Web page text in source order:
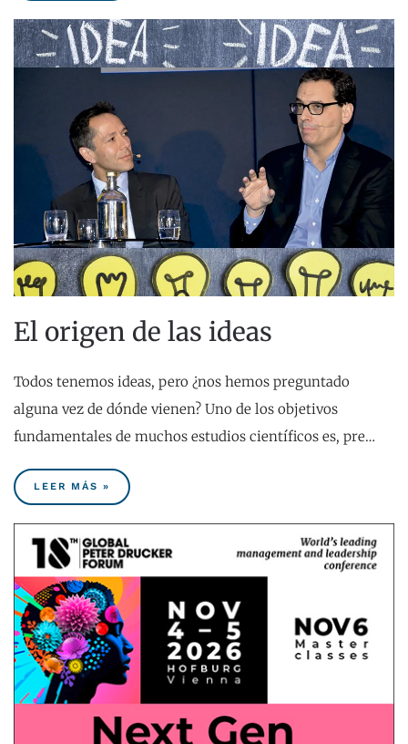
El origen de las ideas
Todos tenemos ideas, pero ¿nos hemos preguntado
alguna vez de dónde vienen? Uno de los objetivos
fundamentales de muchos estudios científicos es, pre…
LEER MÁS »